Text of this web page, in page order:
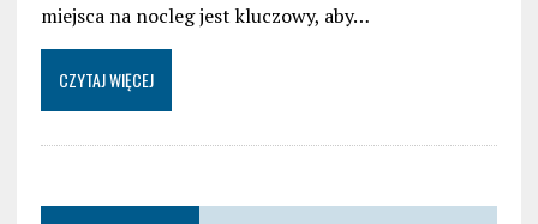
miejsca na nocleg jest kluczowy, aby…
CZYTAJ WIĘCEJ